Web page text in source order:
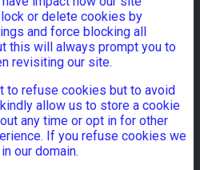
or delete cookies by
and force blocking all
this will always prompt you to
revisiting our site.
to refuse cookies but to avoid
allow us to store a cookie
any time or opt in for other
If you refuse cookies we
our domain.